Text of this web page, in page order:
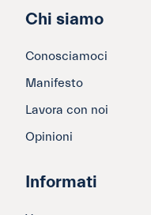
Chi siamo
Conosciamoci
Manifesto
Lavora con noi
Opinioni
Informati